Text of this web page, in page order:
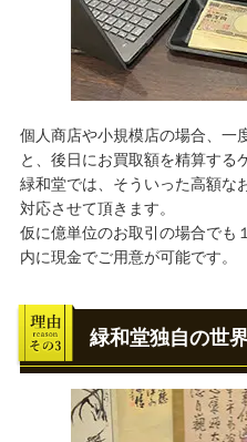
個人商店や小規模店の場合、一
と、後日にお買取額を精算する
緑和堂では、そういった高額な
対応させて頂きます。
仮に億単位のお取引の場合でも
内に現金でご用意が可能です。
緑和堂独自の世